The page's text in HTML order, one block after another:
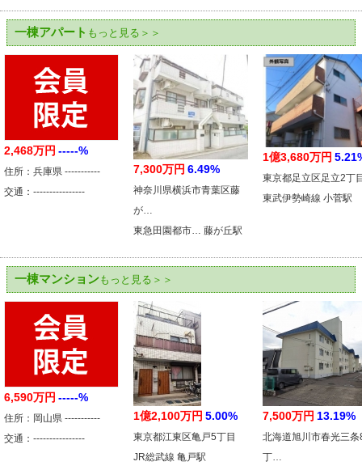
一棟アパート もっと見る＞＞
2,468万円 -----%
住所：兵庫県 -----------
交通：----------------
7,300万円 6.49%
神奈川県横浜市青葉区藤
が…
東急田園都市… 藤が丘駅
1億3,680万円
東京都足立区足立2丁
東武伊勢崎線 小菅駅
一棟マンションもっと見る＞＞
6,590万円 -----%
住所：岡山県 -----------
交通：----------------
1億2,100万円 5.00%
東京都江東区亀戸5丁目
JR総武線 亀戸駅
7,500万円 13.19%
北海道旭川市春光三条
丁…